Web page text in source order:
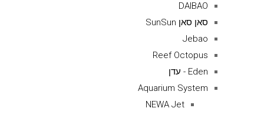
DAIBAO
סאן סאן SunSun
Jebao
Reef Octopus
Eden - עדן
Aquarium System
NEWA Jet